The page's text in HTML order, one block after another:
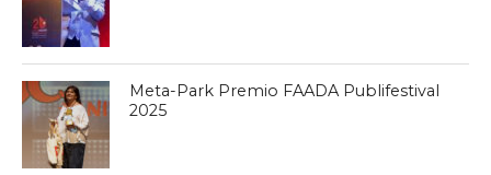
Meta-Park Premio FAADA Publifestival
2025